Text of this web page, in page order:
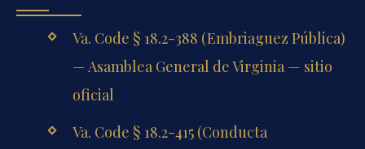
Va. Code § 18.2-388 (Embriaguez Pública)
— Asamblea General de Virginia — sitio
oficial
Va. Code § 18.2-415 (Conducta